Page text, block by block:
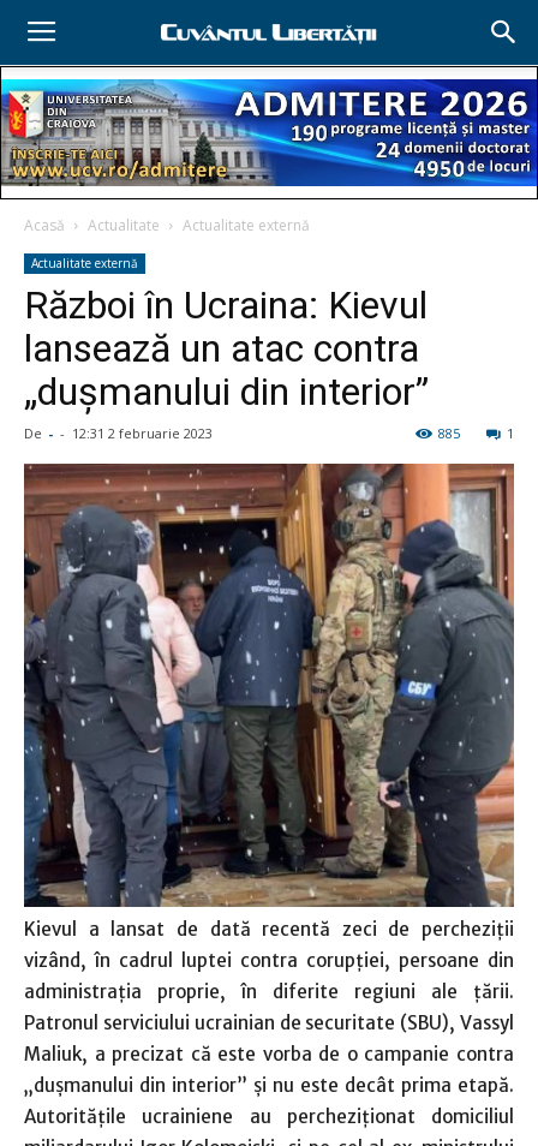
Acasă Actualitate Actualitate externă
Actualitate externă
Război în Ucraina: Kievul
lansează un atac contra
„duşmanului din interior”
De - - 12:31 2 februarie 2023 1
885
Kievul a lansat de dată recentă zeci de percheziţii
vizând, în cadrul luptei contra corupţiei, persoane din
administraţia proprie, în diferite regiuni ale ţării.
Patronul serviciului ucrainian de securitate (SBU), Vassyl
Maliuk, a precizat că este vorba de o campanie contra
„duşmanului din interior” şi nu este decât prima etapă.
Autorităţile ucrainiene au percheziţionat domiciliul